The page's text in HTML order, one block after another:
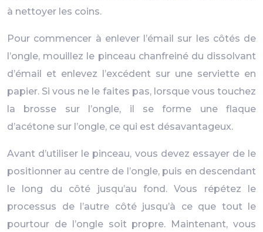
à nettoyer les coins.
Pour commencer à enlever l’émail sur les côtés de
l’ongle, mouillez le pinceau chanfreiné du dissolvant
d’émail et enlevez l’excédent sur une serviette en
papier. Si vous ne le faites pas, lorsque vous touchez
la brosse sur l’ongle, il se forme une flaque
d’acétone sur l’ongle, ce qui est désavantageux.
Avant d’utiliser le pinceau, vous devez essayer de le
positionner au centre de l’ongle, puis en descendant
le long du côté jusqu’au fond. Vous répétez le
processus de l’autre côté jusqu’à ce que tout le
pourtour de l’ongle soit propre. Maintenant, vous